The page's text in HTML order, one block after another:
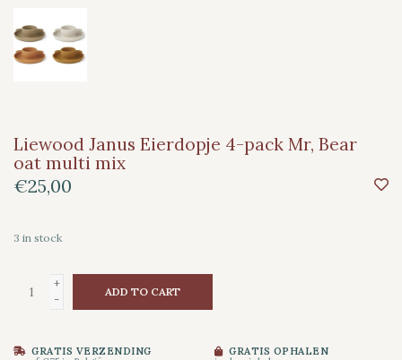
Liewood Janus Eierdopje 4-pack Mr, Bear
oat multi mix
€25,00
3 in stock
+
-
ADD TO CART
GRATIS VERZENDING
GRATIS OPHALEN